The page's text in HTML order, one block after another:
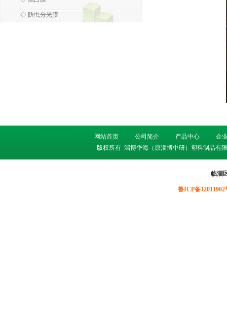
◇ 防虫分光膜
网站首页 公司简介 产品中心
企
版权所有 淄博华海（原淄博中研）塑料制品有
临淄
鲁ICP备